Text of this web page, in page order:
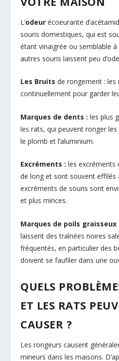
L’odeur écoeurante
souris domestiques, qui est
étant vinaigrée ou semblable à
autres souris laissent peu
Les Bruits de rongement :
continuellement pour garder
Marques de dents : les plus
les rats, qui peuvent ronger
le plomb et l’aluminium.
Excréments : les excréments
de long et sont souvent effilés
excréments de souris sont
et plus minces.
Marques de poils graisseux
laissent des traînées noires
fréquentés, en particulier des
doivent se faufiler dans une
QUELS
ET LES RATS
CAUSER ?
Les rongeurs causent
mineurs dans les maisons.